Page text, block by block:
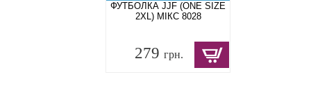
ФУТБОЛКА JJF (ONE SIZE
2XL) МІКС 8028
279 грн.